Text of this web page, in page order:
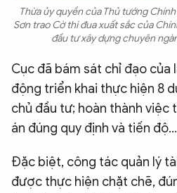
Thừa ủy quyền của Thủ tướng
Sơn trao Cờ thi đua xuất sắc của
đầu tư xây dựng chuyên
Cục đã bám sát chỉ đạo của
động triển khai thực hiện 8
chủ đầu tư; hoàn thành việc
án đúng quy định và tiến độ...
Đặc biệt, công tác quản lý
được thực hiện chặt chẽ,